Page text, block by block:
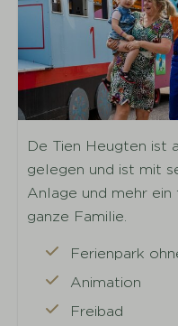
De Tien Heugten ist
gelegen und ist mit
Anlage und mehr
ganze Familie.
Ferienpark
Animation
Freibad